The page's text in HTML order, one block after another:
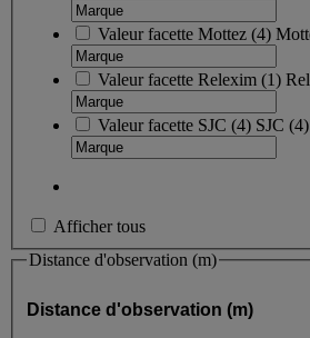
Valeur facette Mottez (4)
Valeur facette Relexim (1)
Valeur facette SJC (4) SJC (4)
Afficher tous
Distance d'observation (m)
Distance d'observation (m)